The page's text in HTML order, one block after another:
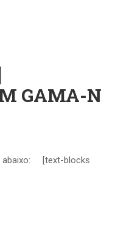
GAMA-N
abaixo: [text-blocks